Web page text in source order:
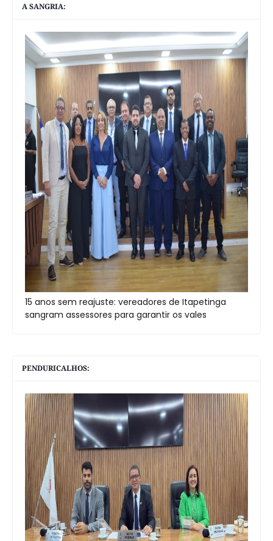
A SANGRIA:
15 anos sem reajuste: vereadores de Itapetinga
sangram assessores para garantir os vales
PENDURICALHOS: